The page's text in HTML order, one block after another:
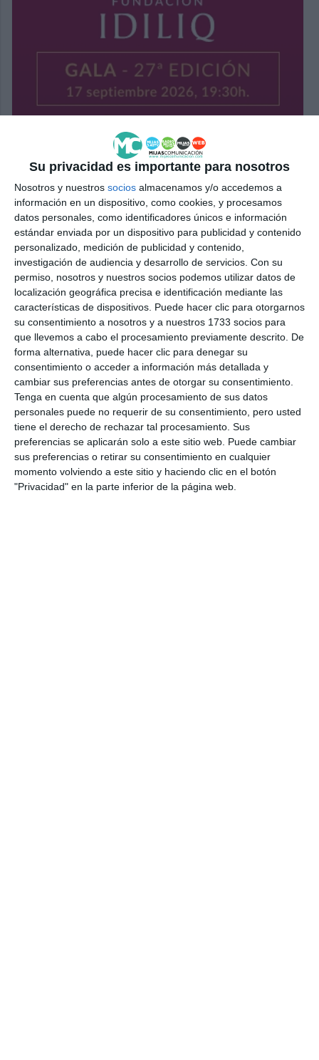
Su privacidad es importante para nosotros
Nosotros y nuestros socios almacenamos y/o accedemos a
información en un dispositivo, como cookies, y procesamos
datos personales, como identificadores únicos e información
estándar enviada por un dispositivo para publicidad y contenido
personalizado, medición de publicidad y contenido,
investigación de audiencia y desarrollo de servicios. Con su
permiso, nosotros y nuestros socios podemos utilizar datos de
localización geográfica precisa e identificación mediante las
características de dispositivos. Puede hacer clic para otorgarnos
su consentimiento a nosotros y a nuestros 1733 socios para
que llevemos a cabo el procesamiento previamente descrito. De
forma alternativa, puede hacer clic para denegar su
consentimiento o acceder a información más detallada y
cambiar sus preferencias antes de otorgar su consentimiento.
Tenga en cuenta que algún procesamiento de sus datos
personales puede no requerir de su consentimiento, pero usted
tiene el derecho de rechazar tal procesamiento. Sus
preferencias se aplicarán solo a este sitio web. Puede cambiar
sus preferencias o retirar su consentimiento en cualquier
momento volviendo a este sitio y haciendo clic en el botón
"Privacidad" en la parte inferior de la página web.